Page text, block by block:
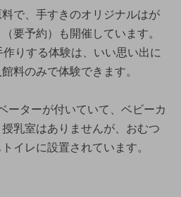
で、手すきのオリジナルはが
要予約）も開催しています。
りする体験は、いい思い出に
料のみで体験できます。
ーターが付いていて、ベビーカ
乳室はありませんが、おむつ
イレに設置されています。